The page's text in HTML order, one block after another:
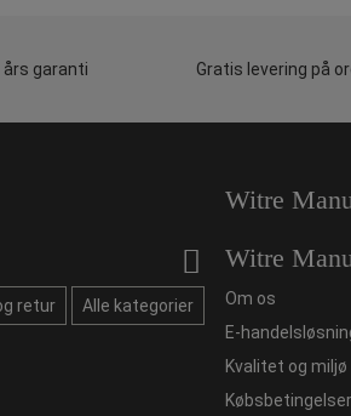
års garanti Gratis levering på
retur Alle kategorier
Witre
Witre
Om os
E-
Kvalitet og miljø
Købsbetingelser